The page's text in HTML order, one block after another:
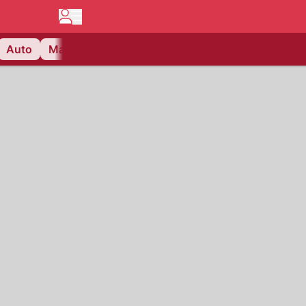
Auto Matchcenter